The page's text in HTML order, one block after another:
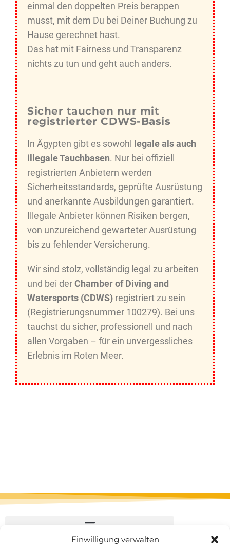
Einwilligung verwalten
einmal den doppelten Preis berappen
musst, mit dem Du bei Deiner Buchung zu
Hause gerechnet hast.
Das hat mit Fairness und Transparenz
nichts zu tun und geht auch anders.
Sicher tauchen nur mit
registrierter CDWS-Basis
In Ägypten gibt es sowohl
legale als auch
illegale Tauchbasen. Nur bei offiziell
registrierten Anbietern werden
Sicherheitsstandards, geprüfte Ausrüstung
und anerkannte Ausbildungen garantiert.
Illegale Anbieter können Risiken bergen,
von unzureichend gewarteter Ausrüstung
bis zu fehlender Versicherung.
Wir sind stolz, vollständig legal zu arbeiten
und bei derChamber of Diving and
Watersports (CDWS) registriert zu sein
(Registrierungsnummer 100279). Bei uns
tauchst du sicher, professionell und nach
allen Vorgaben – für ein unvergessliches
Erlebnis im Roten Meer.